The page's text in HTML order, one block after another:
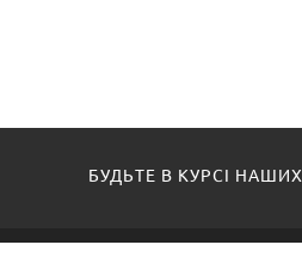
БУДЬТЕ В КУРСІ